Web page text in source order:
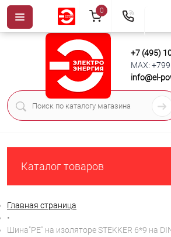
+7 (495)
MAX:
info@el-
Каталог товаров
Главная страница
•
Шина"PE" на изоляторе STEKKER 6*9 на
0